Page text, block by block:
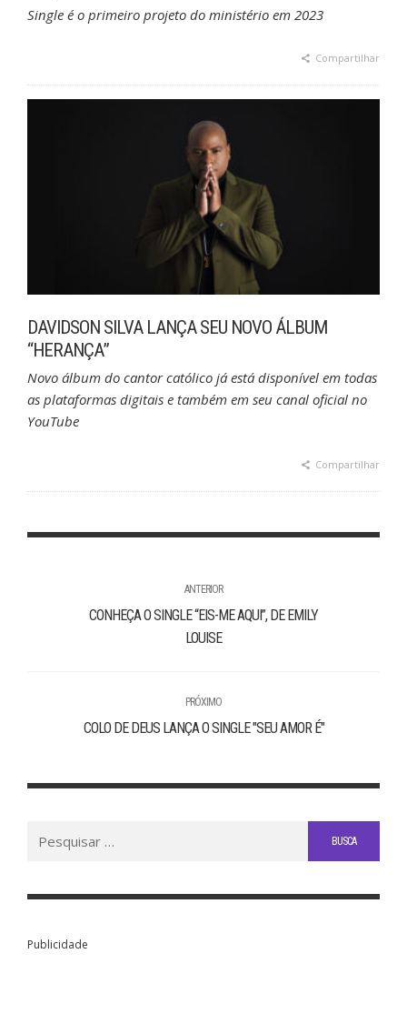
Single é o primeiro projeto do ministério em 2023
Compartilhar
DAVIDSON SILVA LANÇA SEU NOVO ÁLBUM
“HERANÇA”
Novo álbum do cantor católico já está disponível em todas
as plataformas digitais e também em seu canal oficial no
YouTube
Compartilhar
ANTERIOR
CONHEÇA O SINGLE “EIS-ME AQUI”, DE EMILY
LOUISE
PRÓXIMO
COLO DE DEUS LANÇA O SINGLE "SEU AMOR É"
por:
Publicidade